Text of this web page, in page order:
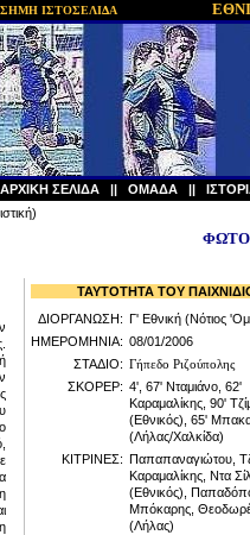
ΙΣΤΟΣΕΛΙΔΑ
ΣΕΛΙΔΑ || ΟΜΑΔΑ ||
)
ΤΑΥΤΟΤΗΤΑ ΤΟΥ
ΔΙΟΡΓΑΝΩΣΗ: Γ' Εθνική (Νότιος
ΗΜΕΡΟΜΗΝΙΑ: 08/01/2006
ΣΤΑΔΙΟ: Γήπεδο Ριζούπολης
ΣΚΟΡΕΡ: 4', 67' Νταμιάνο, 62'
Καραμαλίκης, 90'
(Εθνικός), 65'
(Λήλας/Χαλκίδα)
ΚΙΤΡΙΝΕΣ: Παπαπαναγιώτου,
Καραμαλίκης, Ντα
(Εθνικός),
Μπόκαρης,
(Λήλας)